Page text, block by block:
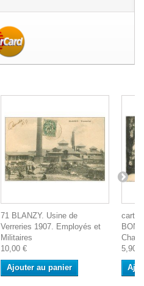
71 BLANZY. Usine de
Verreries 1907. Employés et
Militaires
10,00 €
Ajouter au panier
carte
5,90 €